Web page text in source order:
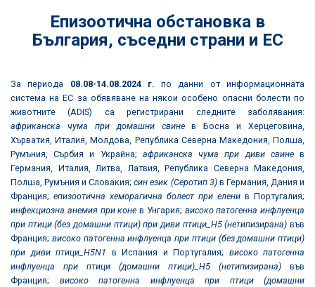
Епизоотична обстановка в
България, съседни страни и ЕС
За периода 08.08-14.08.2024 г.по данни от информационната
система на ЕС за обявяване на някои особено опасни болести по
животните (ADIS) са регистрирани следните заболявания:
африканска чума при домашни свинев Босна и Херцеговина,
Хърватия, Италия, Молдова, Република Северна Македония, Полша,
Румъния, Сърбия и Украйна; африканска чума при диви свинев
Германия, Италия, Литва, Латвия, Република Северна Македония,
Полша, Румъния и Словакия;син език (Серотип 3)в Германия, Дания и
Франция; епизоотична хеморагична болест при елени в Португалия;
инфекциозна анемия при коне в Унгария; високо патогенна инфлуенца
при птици (без домашни птици) при диви птици_ H5(нетипизирана) във
Франция; високо патогенна инфлуенца при птици (без домашни птици)
при диви птици_ H5N1 в Испания и Португалия; високо патогенна
инфлуенца при птици (домашни птици)_ H5 (нетипизирана) във
Франция; високо патогенна инфлуенца при птици (домашни